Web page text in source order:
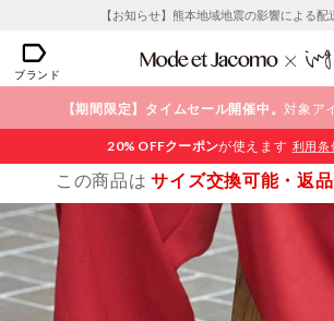
【お知らせ】熊本地域地震の影響による配
ブランド
【期間限定】タイムセール開催中。対象ア
20% OFFクーポンが使えます 利用条
この商品はサイズ交換可能・返